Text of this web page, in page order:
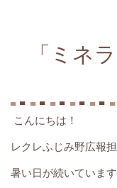
「ミネ
こんにちは！
レクレふじみ野広報
暑い日が続いています